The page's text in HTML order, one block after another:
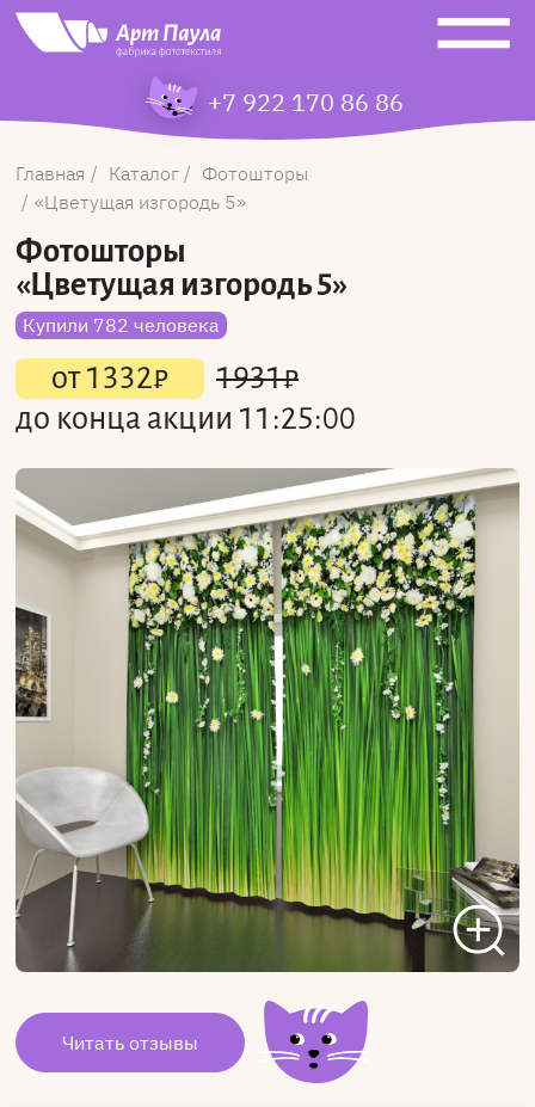
+7 922 170 86 86
Главная Каталог
Фотошторы
Цветущая изгородь 5
Фотошторы
«Цветущая изгородь 5»
Купили 782 человека
от1332₽ 1931₽
до конца акции 11:25:00
Читать отзывы